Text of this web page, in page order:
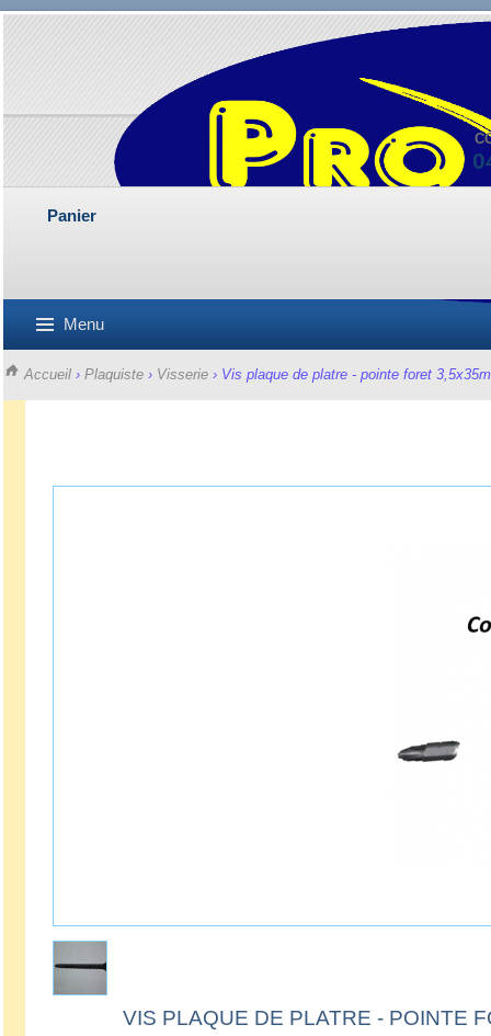
Panier
Menu
Accueil › Plaquiste › Visserie › Vis plaque de platre - pointe foret
VIS PLAQUE DE PLATRE - POINTE